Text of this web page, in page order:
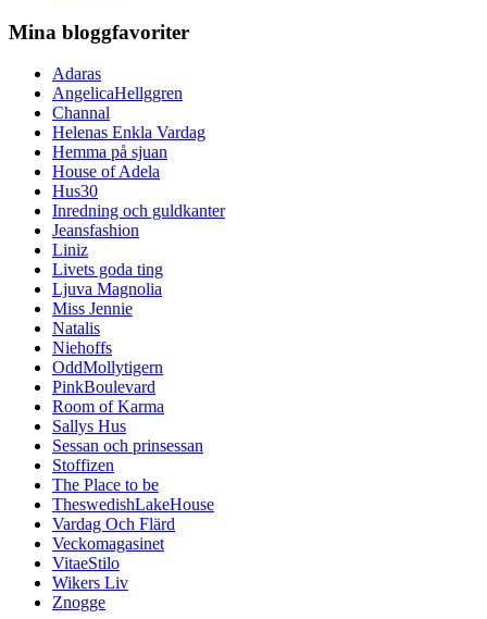
Mina bloggfavoriter
Adaras
AngelicaHellggren
Channal
Helenas Enkla Vardag
Hemma på sjuan
House of Adela
Hus30
Inredning och guldkanter
Jeansfashion
Liniz
Livets goda ting
Ljuva Magnolia
Miss Jennie
Natalis
Niehoffs
OddMollytigern
PinkBoulevard
Room of Karma
Sallys Hus
Sessan och prinsessan
Stoffizen
The Place to be
TheswedishLakeHouse
Vardag Och Flärd
Veckomagasinet
VitaeStilo
Wikers Liv
Znogge